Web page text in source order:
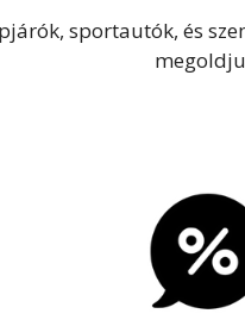
sportautók, és